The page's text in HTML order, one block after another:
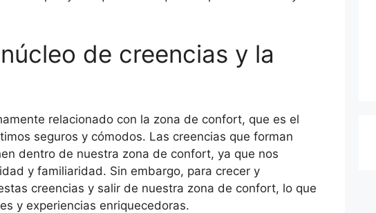
de creencias y la
relacionado con la zona de confort, que es el
seguros y cómodos. Las creencias que forman
dentro de nuestra zona de confort, ya que nos
y familiaridad. Sin embargo, para crecer y
creencias y salir de nuestra zona de confort, lo que
y experiencias enriquecedoras.